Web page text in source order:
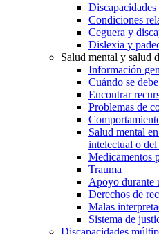
Condiciones
Ceguera y
Dislexia y
Salud mental y salud
Información
Cuándo se
Encontrar
Problemas de
Salud mental
intelectual o
Medicamentos
Trauma
Apoyo durante
Derechos de
Malas
Sistema de
Discapacidades